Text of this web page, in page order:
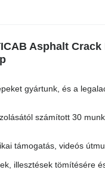
Asphalt
gyártunk, és a
számított 30
támogatás, videós
illesztések tömítésére